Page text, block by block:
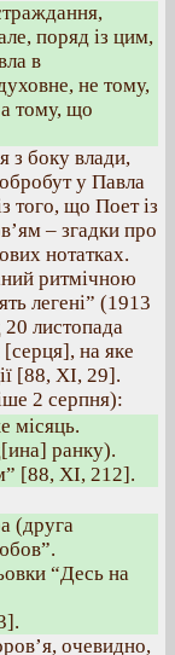
поряд із цим,
в
не тому,
тому, що
з боку влади,
у Павла
того, що Поет із
– згадки про
нотатках.
ритмічною
легені” (1913
листопада
на яке
[88, ХІ, 29].
2 серпня):
місяць.
ранку).
[88, ХІ, 212].
(друга
“Десь на
очевидно,